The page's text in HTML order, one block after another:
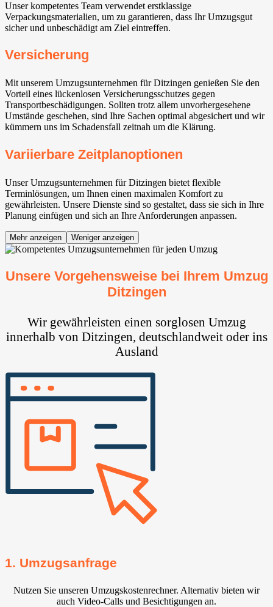
Unser kompetentes Team verwendet erstklassige
Verpackungsmaterialien, um zu garantieren, dass Ihr Umzugsgut
sicher und unbeschädigt am Ziel eintreffen.
Versicherung
Mit unserem Umzugsunternehmen für Ditzingen genießen Sie den
Vorteil eines lückenlosen Versicherungsschutzes gegen
Transportbeschädigungen. Sollten trotz allem unvorhergesehene
Umstände geschehen, sind Ihre Sachen optimal abgesichert und wir
kümmern uns im Schadensfall zeitnah um die Klärung.
Variierbare Zeitplanoptionen
Unser Umzugsunternehmen für Ditzingen bietet flexible
Terminlösungen, um Ihnen einen maximalen Komfort zu
gewährleisten. Unsere Dienste sind so gestaltet, dass sie sich in Ihre
Planung einfügen und sich an Ihre Anforderungen anpassen.
Mehr anzeigen Weniger anzeigen
Unsere Vorgehensweise bei Ihrem Umzug
Ditzingen
Wir gewährleisten einen sorglosen Umzug
innerhalb von Ditzingen, deutschlandweit oder ins
Ausland
1. Umzugsanfrage
Nutzen Sie unseren Umzugskostenrechner. Alternativ bieten wir
auch Video-Calls und Besichtigungen an.